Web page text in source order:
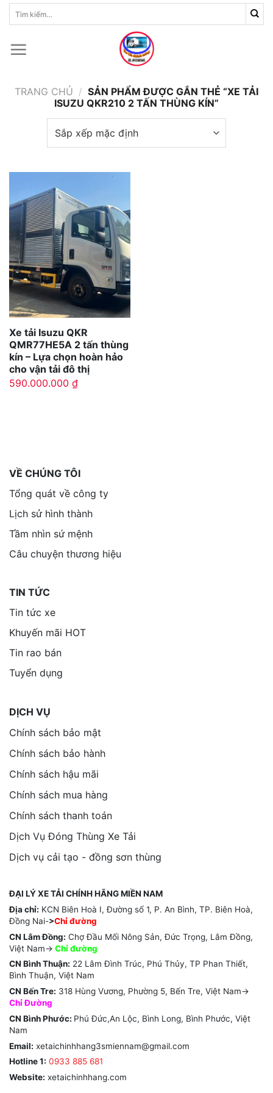
Skip
kiếm:
TRANG CHỦ / SẢN PHẨM ĐƯỢC GẮN THẺ “XE TẢI
ISUZU QKR210 2 TẤN THÙNG KÍN”
Xe tải Isuzu QKR
QMR77HE5A 2 tấn thùng
kín – Lựa chọn hoàn hảo
cho vận tải đô thị
590.000.000 ₫
VỀ CHÚNG TÔI
Tổng quát về công ty
Lịch sử hình thành
Tầm nhìn sứ mệnh
Câu chuyện thương hiệu
TIN TỨC
Tin tức xe
Khuyến mãi HOT
Tin rao bán
Tuyển dụng
DỊCH VỤ
Chính sách bảo mật
Chính sách bảo hành
Chính sách hậu mãi
Chính sách mua hàng
Chính sách thanh toán
Dịch Vụ Đóng Thùng Xe Tải
Dịch vụ cải tạo - đồng sơn thùng
ĐẠI LÝ XE TẢI CHÍNH HÃNG MIỀN NAM
Địa chỉ: KCN Biên Hoà I, Đường số 1, P. An Bình, TP. Biên Hoà,
Đồng Nai->Chỉ đường
CN Lâm Đồng: Chợ Đầu Mối Nông Sản, Đức Trọng, Lâm Đồng,
Việt Nam-> Chỉđường
CN Bình Thuận: 22 Lâm Đình Trúc, Phú Thủy, TP Phan Thiết,
Bình Thuận, Việt Nam
CN Bến Tre: 318 Hùng Vương, Phường 5, Bến Tre, Việt Nam->
Chỉ Đường
CN Bình Phước: Phú Đức,An Lộc, Bình Long, Bình Phước, Việt
Nam
Email: xetaichinhhang3smiennam@gmail.com
Hotline 1: 0933 885 681
Website: xetaichinhhang.com